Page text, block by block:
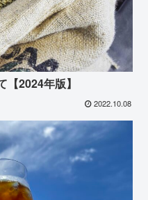
2024年版】
2022.10.08